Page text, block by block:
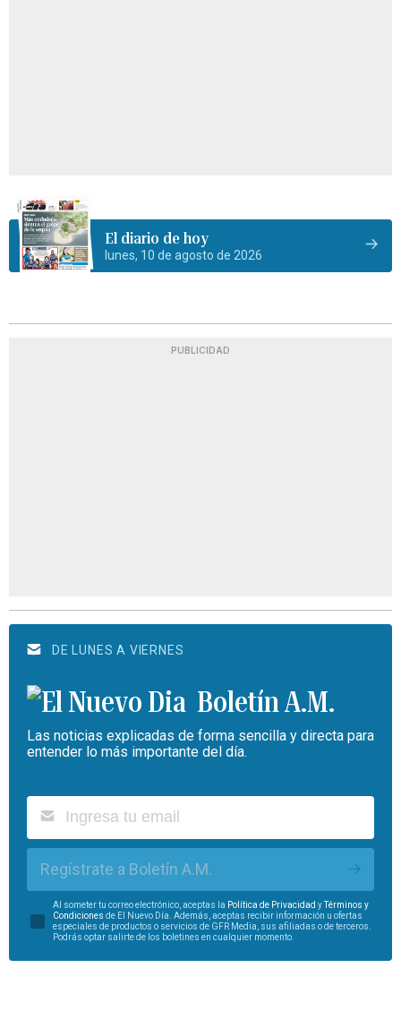
El diario de hoy
lunes, 10 de agosto de 2026
PUBLICIDAD
DE LUNES A VIERNES
Boletín A.M.
Las noticias explicadas de forma sencilla y directa para
entender lo más importante del día.
Regístrate a Boletín A.M.
Al someter tu correo electrónico, aceptas la Política de Privacidad yTérminos y
Condiciones de El Nuevo Día. Además, aceptas recibir información u ofertas
especiales de productos o servicios de GFR Media, sus afiliadas o de terceros.
Podrás optar salirte de los boletines en cualquier momento.